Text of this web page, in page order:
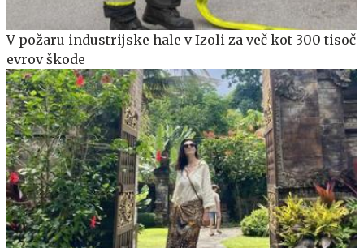
V požaru industrijske hale v Izoli za več kot 300 tisoč
evrov škode